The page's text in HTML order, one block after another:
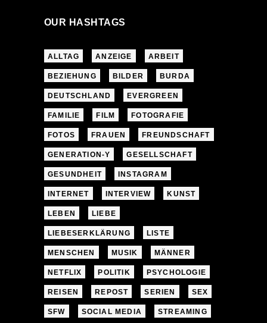
OUR HASHTAGS
ALLTAG ANZEIGE ARBEIT
BEZIEHUNG BILDER BURDA
DEUTSCHLAND EVERGREEN
FAMILIE FILM FOTOGRAFIE
FOTOS FRAUEN FREUNDSCHAFT
GENERATION-Y GESELLSCHAFT
GESUNDHEIT INSTAGRAM
INTERNET INTERVIEW KUNST
LEBEN LIEBE
LIEBESERKLÄRUNG LISTE
MENSCHEN MUSIK MÄNNER
NETFLIX POLITIK PSYCHOLOGIE
REISEN REPOST SERIEN SEX
SFW SOCIAL MEDIA STREAMING